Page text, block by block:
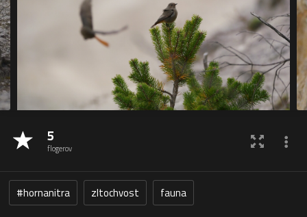
5
flogerov
#hornanitra zltochvost fauna